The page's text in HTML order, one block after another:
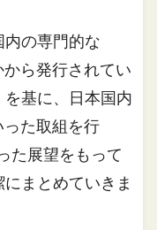
の専門的な
ら発行されてい
基に、日本国内
た取組を行
た展望をもって
まとめていきま